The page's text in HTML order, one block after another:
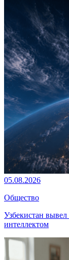
05.08.2026
Общество
Узбекистан
интеллектом